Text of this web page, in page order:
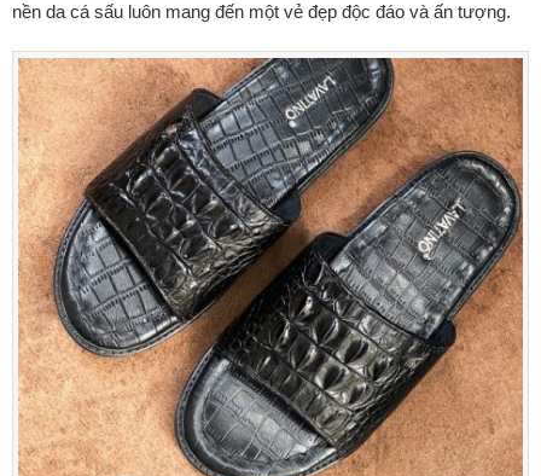
nền da cá sấu luôn mang đến một vẻ đẹp độc đáo và ấn tượng.